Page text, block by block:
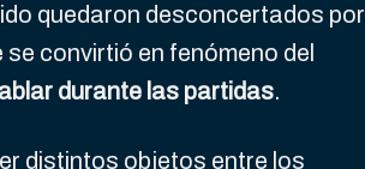
quedaron desconcertados por
convirtió en fenómeno del
durante las partidas.
distintos objetos entre los